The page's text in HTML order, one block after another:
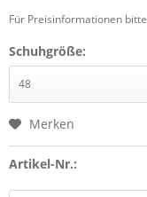
Für Preisinformationen bitte
Schuhgröße:
Merken
Artikel-Nr.: